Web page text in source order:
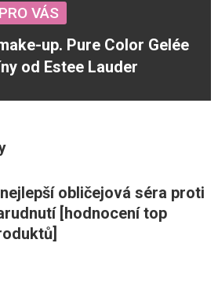
VÁS
up. Pure Color Gelée
od Estee Lauder
obličejová séra proti
[hodnocení top